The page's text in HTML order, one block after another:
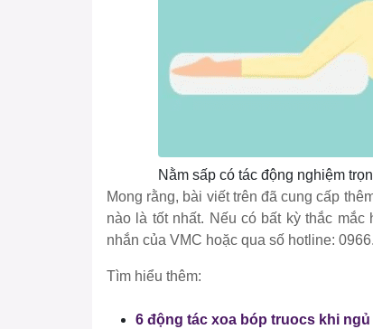
Nằm sấp có tác động nghiệm
Mong rằng, bài viết trên đã cung cấp
nào là tốt nhất. Nếu có bất kỳ thắc
nhắn của VMC hoặc qua số hotline:
Tìm hiểu thêm:
6 động tác xoa bóp truocs khi